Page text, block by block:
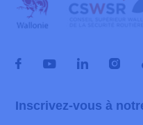
Inscrivez-vous à